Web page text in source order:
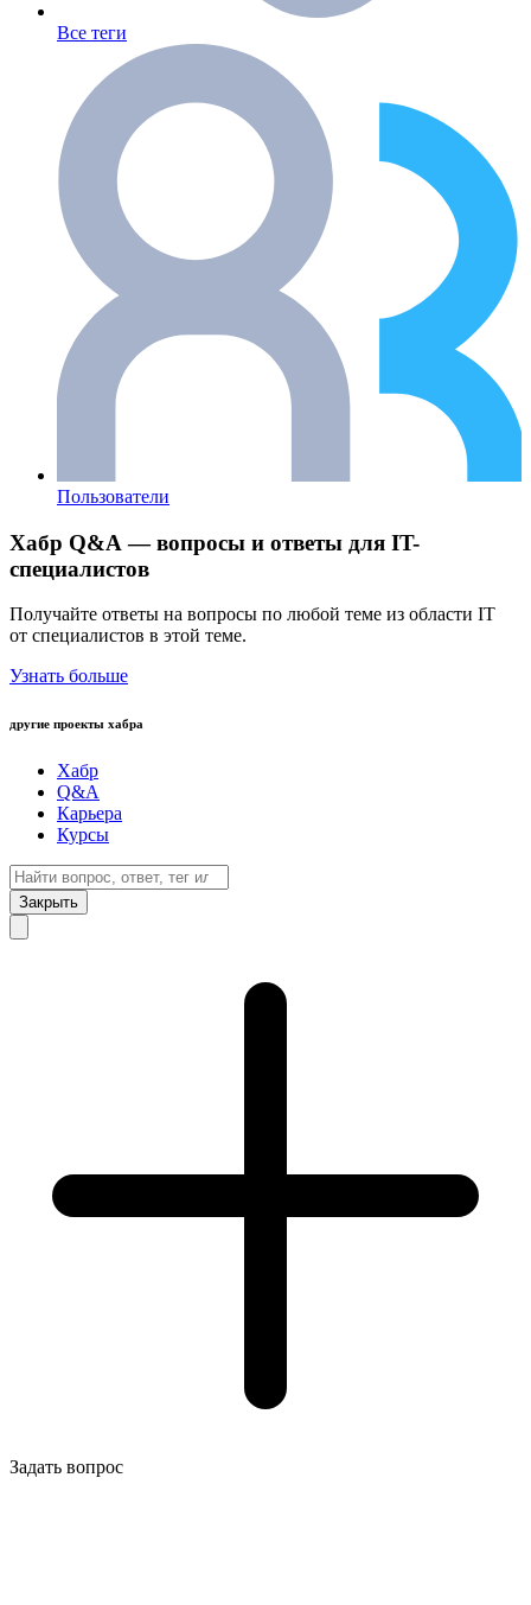
Все теги
Пользователи
Хабр Q&A — вопросы и ответы для IT-
специалистов
Получайте ответы на вопросы по любой теме из области IT
от специалистов в этой теме.
Узнать больше
другие проекты хабра
Хабр
Q&A
Карьера
Курсы
Закрыть
Задать вопрос